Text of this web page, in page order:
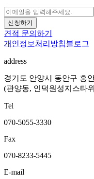
신청하기
견적 문의하기
개인정보처리방침블로그
address
경기도 안양시 동안구 흥
(관양동, 인덕원성지스타
Tel
070-5055-3330
Fax
070-8233-5445
E-mail